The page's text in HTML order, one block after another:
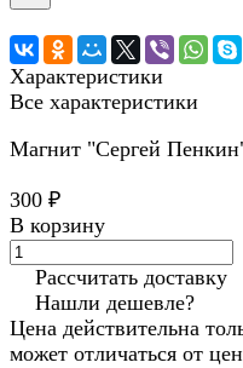
Характеристики
Все характеристики
Магнит "Сергей
300 ₽
В корзину
Рассчитать доставку
Нашли дешевле?
Цена действительна
может отличаться от